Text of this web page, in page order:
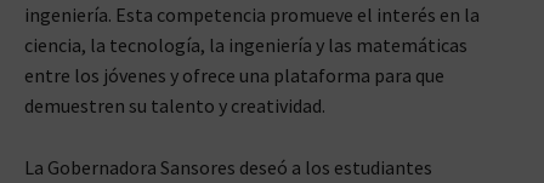
ingeniería. Esta competencia promueve el interés en la
ciencia, la tecnología, la ingeniería y las matemáticas
entre los jóvenes y ofrece una plataforma para que
demuestren su talento y creatividad.
La Gobernadora Sansores deseó a los estudiantes